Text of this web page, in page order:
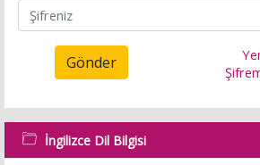
Gönder
İngilizce Dil Bilgisi